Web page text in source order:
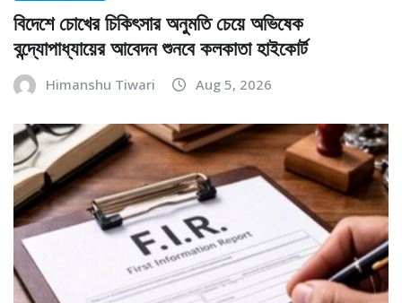
বিদেশে চোখের চিকিৎসার অনুমতি চেয়ে অভিষেক
বন্দ্যোপাধ্যায়ের আবেদন শুনবে কলকাতা হাইকোর্ট
Himanshu Tiwari Aug 5, 2026